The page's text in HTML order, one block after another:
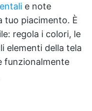
e note
tuo piacimento. È
regola i colori, le
elementi della tela
funzionalmente